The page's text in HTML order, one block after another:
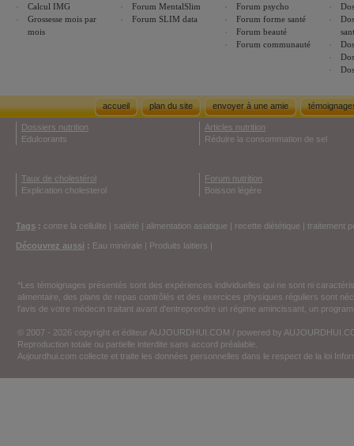
Calcul IMG
Grossesse mois par
mois
Forum MentalSlim
Forum SLIM data
Forum psycho
Forum forme santé
Forum beauté
Forum communauté
accueil plan du site envoyer à une amie
Dossiers nutrition
Edulcorants
Articles nutrition
Réduire la consommation de sel
Taux de cholestérol
Explication cholesterol
Forum nutrition
Boisson légère
Tags : contre la cellulite | satiété | alimentation asiatique | recette diététique | traitement
Découvrez aussi : Eau minérale | Produits laitiers |
*Les témoignages présentés sont des expériences individuelles qui ne sont ni
alimentaire, des plans de repas contrôlés et des exercices physiques réguliers sont
l'avis de votre médecin traitant avant d'entreprendre un régime amincissant, un
© 2007 - 2026 copyright et éditeur AUJOURDHUI.COM / powered by
Reproduction totale ou partielle interdite sans accord préalable.
Aujourdhui.com collecte et traite les données personnelles dans le respect de la loi